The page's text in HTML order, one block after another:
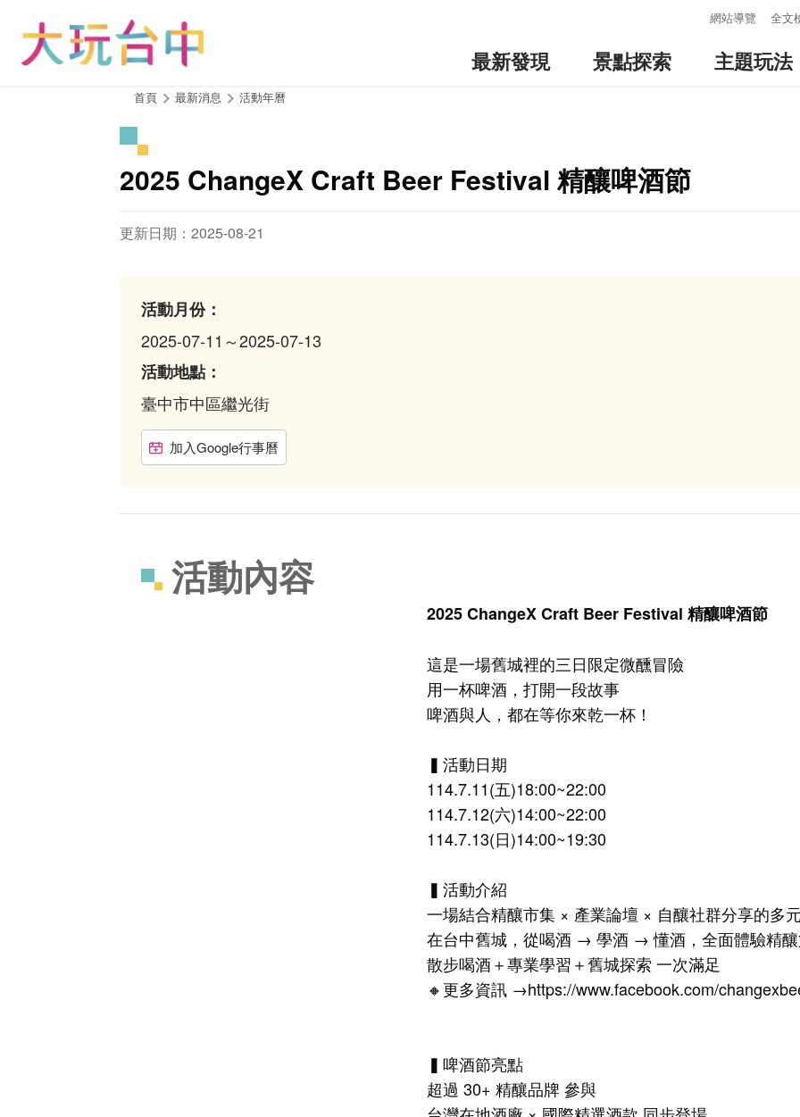
網站導覽 全文
最新發現 景點探索 主題玩法
首頁 最新消息 活動年曆
2025 ChangeX Craft Beer Festival 精釀啤酒節
更新日期：2025-08-21
活動月份：
2025-07-11～2025-07-13
活動地點：
臺中市中區繼光街
加入Google行事曆
活動內容
2025 ChangeX Craft Beer Festival 精釀啤酒節
這是一場舊城裡的三日限定微醺冒險
用一杯啤酒，打開一段故事
啤酒與人，都在等你來乾一杯！
▍活動日期
114.7.11(五)18:00~22:00
114.7.12(六)14:00~22:00
114.7.13(日)14:00~19:30
▍活動介紹
一場結合精釀市集 × 產業論壇 × 自釀社群分享的多
在台中舊城，從喝酒 → 學酒 → 懂酒，全面體驗精
散步喝酒＋專業學習＋舊城探索 一次滿足
🔸更多資訊 →https://www.facebook.com/
▍啤酒節亮點
超過 30+ 精釀品牌 參與